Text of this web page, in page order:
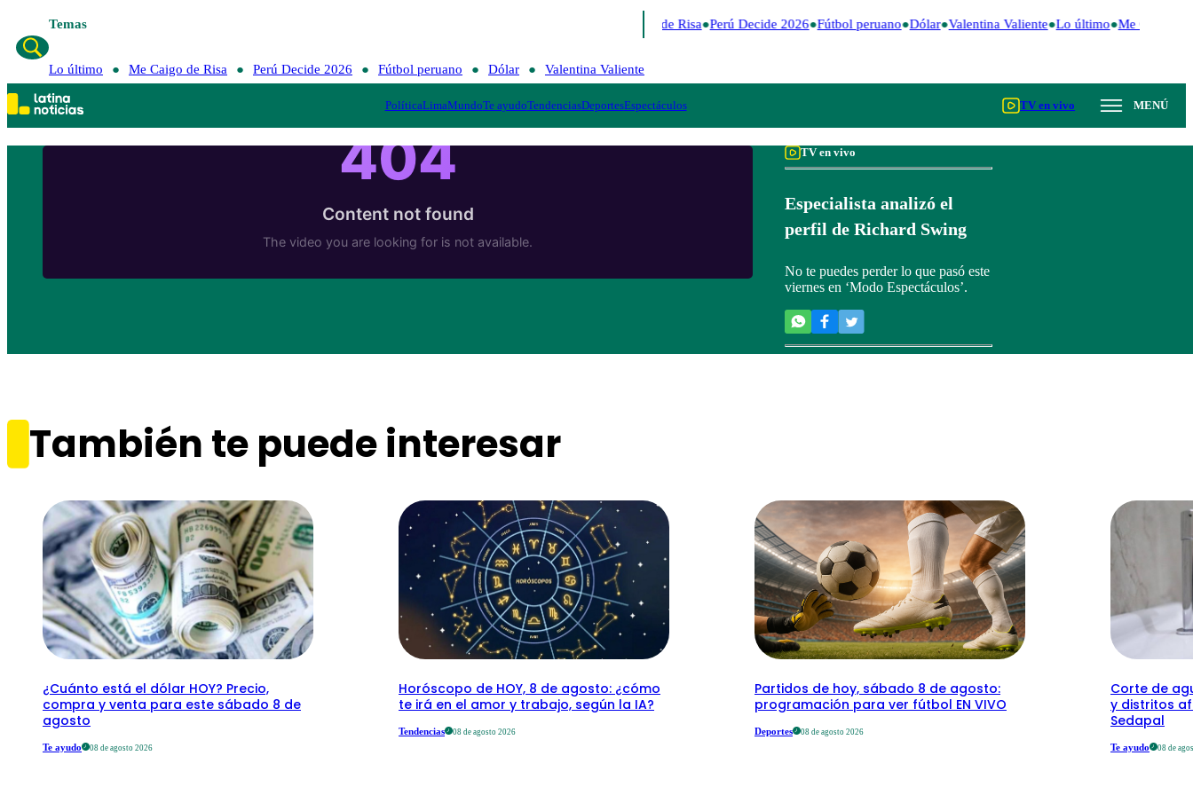
Temas Me Caigo de Risa Perú Decide 2026 Fútbol peruano Dólar Valentina Valiente Lo último Me Caigo de
Lo último Me Caigo de Risa Perú Decide 2026 Fútbol peruano Dólar Valentina Valiente
PolíticaLimaMundoTe ayudoTendenciasDeportesEspectáculos TV en vivo MENÚ
TV en vivo
Especialista analizó el
perfil de Richard Swing
No te puedes perder lo que pasó este
viernes en ‘Modo Espectáculos’.
También te puede interesar
¿Cuánto está el dólar HOY? Precio,
compra y venta para este sábado 8 de
agosto
Te ayudo 08 de agosto 2026
Horóscopo de HOY, 8 de agosto: ¿cómo
te irá en el amor y trabajo, según la IA?
Tendencias 08 de agosto 2026
Partidos de hoy, sábado 8 de agosto:
programación para ver fútbol EN VIVO
Deportes 08 de agosto 2026
Corte de
y distritos
Sedapal
Te ayudo 08 de